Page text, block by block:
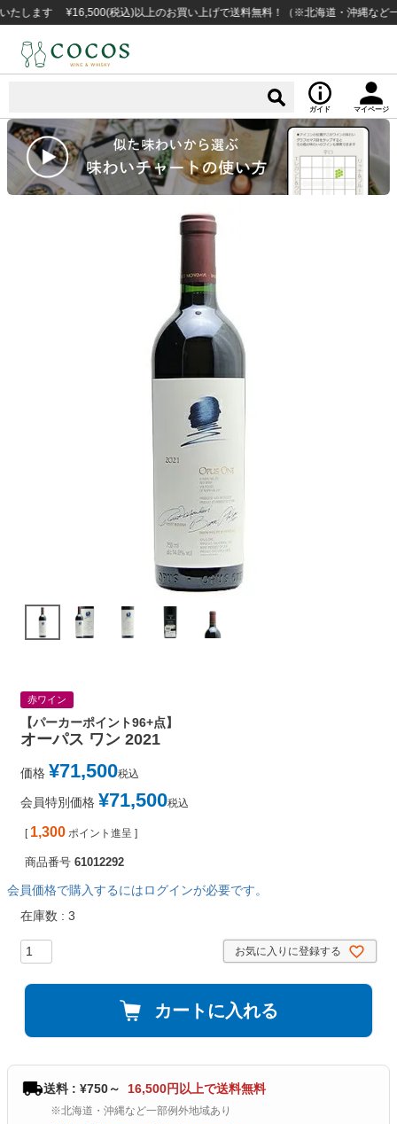
す ¥16,500(税込)以上のお買い上げで送料無料！（※北海道・沖縄など一部例
ガイド マイページ
赤ワイン
【パーカーポイント96+点】
オーパス ワン 2021
価格 ¥71,500税込
会員特別価格 ¥71,500税込
[ 1,300 ポイント進呈 ]
商品番号 61012292
会員価格で購入するにはログインが必要です。
在庫数
3
お気に入りに登録する
カートに入れる
送料 : ¥750～ 16,500円以上で送料無料
※北海道・沖縄など一部例外地域あり